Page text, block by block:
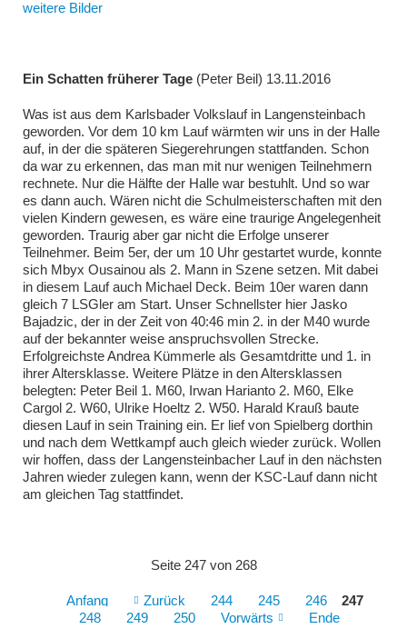
weitere Bilder
Ein Schatten früherer Tage(Peter Beil) 13.11.2016
Was ist aus dem Karlsbader Volkslauf in Langensteinbach
geworden. Vor dem 10 km Lauf wärmten wir uns in der Halle
auf, in der die späteren Siegerehrungen stattfanden. Schon
da war zu erkennen, das man mit nur wenigen Teilnehmern
rechnete. Nur die Hälfte der Halle war bestuhlt. Und so war
es dann auch. Wären nicht die Schulmeisterschaften mit den
vielen Kindern gewesen, es wäre eine traurige Angelegenheit
geworden. Traurig aber gar nicht die Erfolge unserer
Teilnehmer. Beim 5er, der um 10 Uhr gestartet wurde, konnte
sich Mbyx Ousainou als 2. Mann in Szene setzen. Mit dabei
in diesem Lauf auch Michael Deck. Beim 10er waren dann
gleich 7 LSGler am Start. Unser Schnellster hier Jasko
Bajadzic, der in der Zeit von 40:46 min 2. in der M40 wurde
auf der bekannter weise anspruchsvollen Strecke.
Erfolgreichste Andrea Kümmerle als Gesamtdritte und 1. in
ihrer Altersklasse. Weitere Plätze in den Altersklassen
belegten: Peter Beil 1. M60, Irwan Harianto 2. M60, Elke
Cargol 2. W60, Ulrike Hoeltz 2. W50. Harald Krauß baute
diesen Lauf in sein Training ein. Er lief von Spielberg dorthin
und nach dem Wettkampf auch gleich wieder zurück. Wollen
wir hoffen, dass der Langensteinbacher Lauf in den nächsten
Jahren wieder zulegen kann, wenn der KSC-Lauf dann nicht
am gleichen Tag stattfindet.
Seite 247 von 268
Anfang Zurück 244 245 246
247
248
249 250 Vorwärts Ende